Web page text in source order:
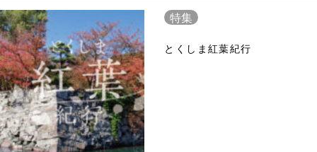
特集
とくしま紅葉紀行